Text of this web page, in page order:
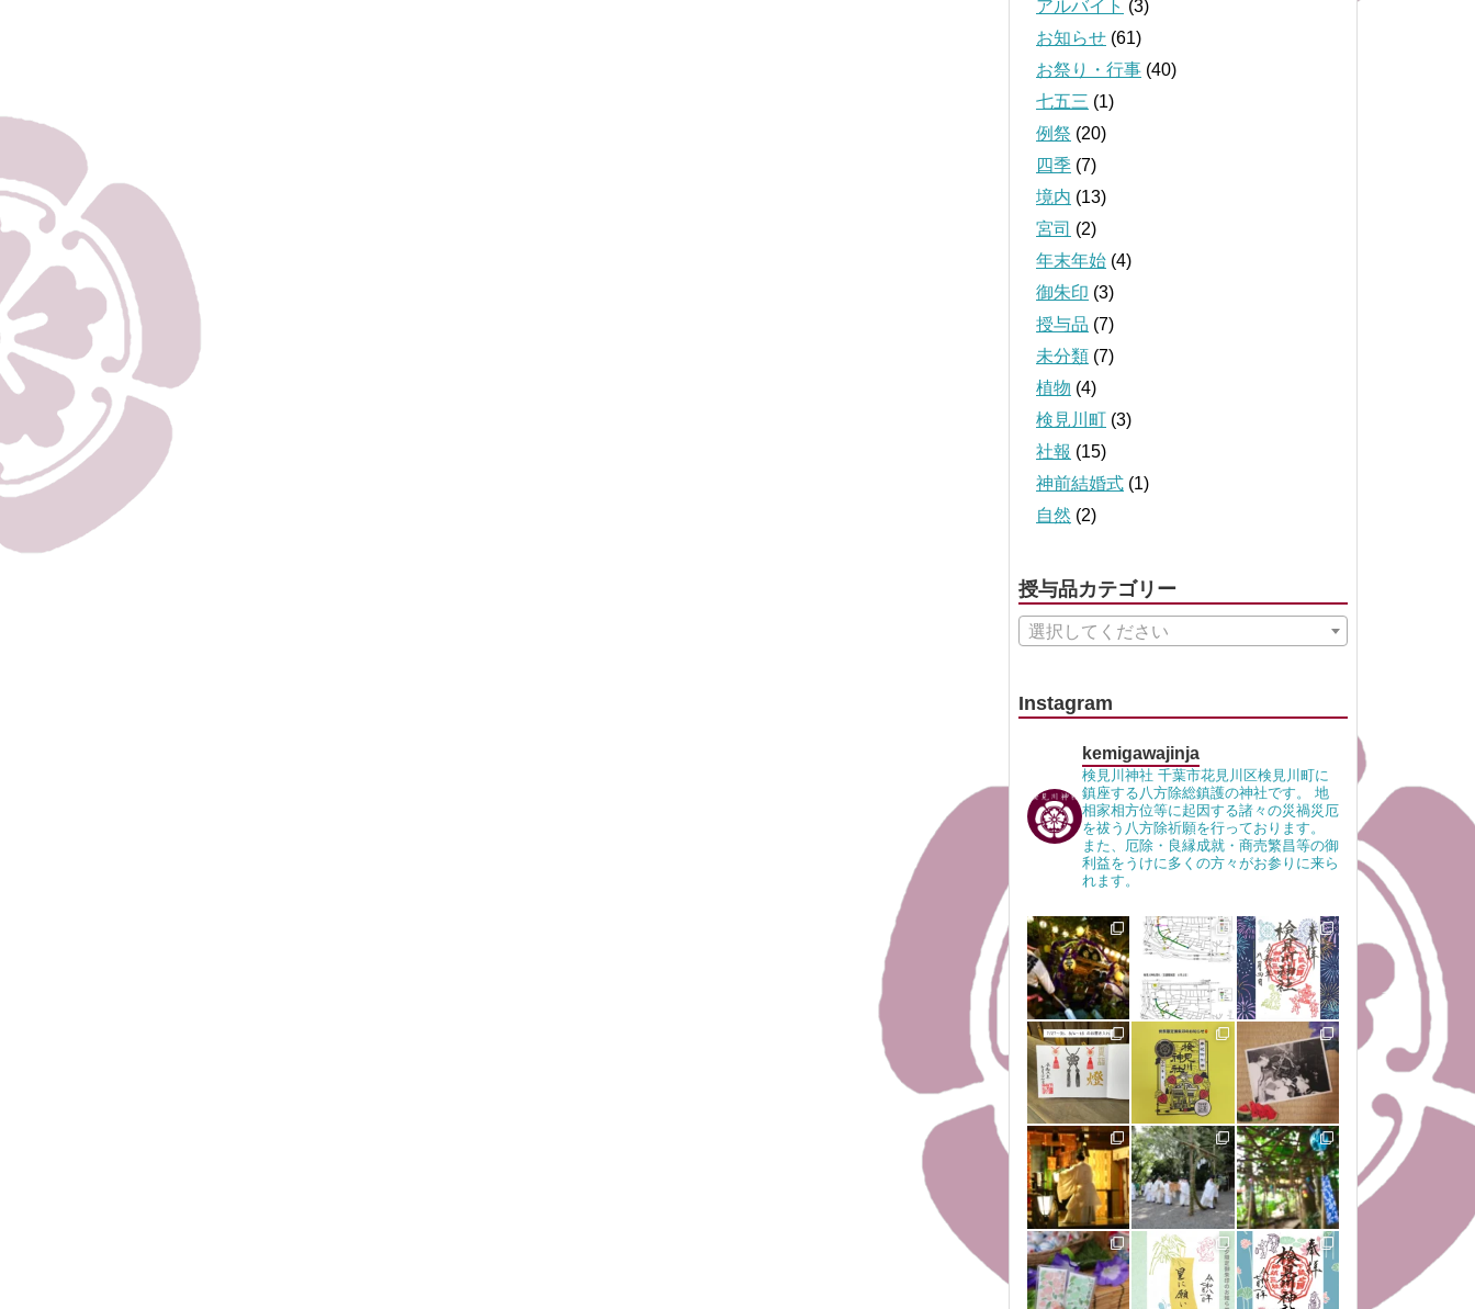
アルバイト (3)
お知らせ (61)
お祭り・行事 (40)
七五三 (1)
例祭 (20)
四季 (7)
境内 (13)
宮司 (2)
年末年始 (4)
御朱印 (3)
授与品 (7)
未分類 (7)
植物 (4)
検見川町 (3)
社報 (15)
神前結婚式 (1)
自然 (2)
授与品カテゴリー
選択してください
Instagram
kemigawajinja
検見川神社 千葉市花見川区検見川町に
鎮座する八方除総鎮護の神社です。 地
相家相方位等に起因する諸々の災禍災厄
を祓う八方除祈願を行っております。
また、厄除・良縁成就・商売繁昌等の御
利益をうけに多くの方々がお参りに来ら
れます。